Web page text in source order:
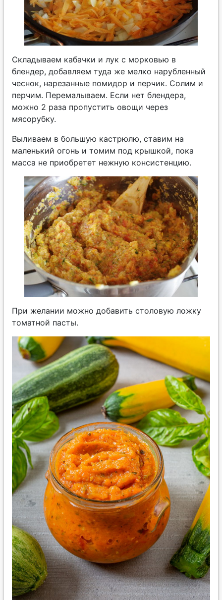
Складываем кабачки и лук с морковью в
блендер, добавляем туда же мелко нарубленный
чеснок, нарезанные помидор и перчик. Солим и
перчим. Перемалываем. Если нет блендера,
можно 2 раза пропустить овощи через
мясорубку.
Выливаем в большую кастрюлю, ставим на
маленький огонь и томим под крышкой, пока
масса не приобретет нежную консистенцию.
При желании можно добавить столовую ложку
томатной пасты.